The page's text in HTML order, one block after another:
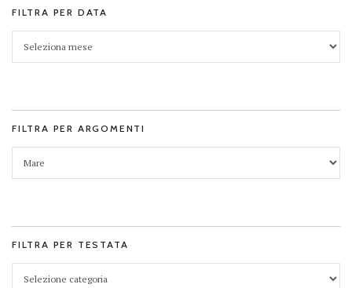
FILTRA PER DATA
FILTRA PER ARGOMENTI
FILTRA PER TESTATA